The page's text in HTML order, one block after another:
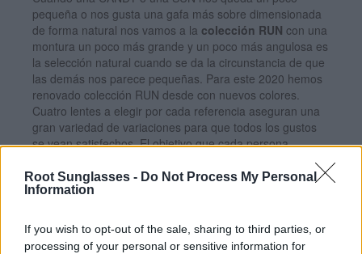
Root Sunglasses - Do Not Process My Personal
Information
If you wish to opt-out of the sale, sharing to third parties, or
processing of your personal or sensitive information for
pequeña o nos gusta una gafa más sobre dimensionada
de forma natural nos vamos a la colección RUN con una
montura un poco más grande y un poco más angulosa es
la selección natural cuando se da la circunstancia de que
las demás nos parece pequeñas. Para este 2020 hemos
renovado colección RUN desde con nuevos colores.
Cuatro lentes a elegir por cada referencia aseguran una
gran variedad de variaciones para que todos los gustos
se vean satisfechos, El objetivo que cada persona